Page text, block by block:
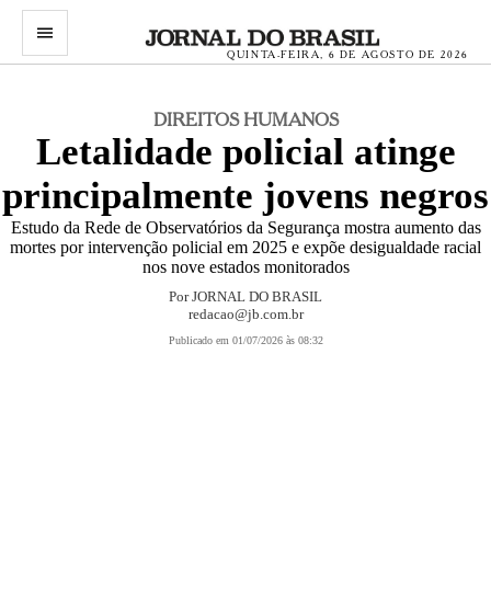
menu
QUINTA-FEIRA, 6 DE AGOSTO DE 2026
DIREITOS HUMANOS
Letalidade policial atinge
principalmente jovens negros
Estudo da Rede de Observatórios da Segurança mostra aumento das
mortes por intervenção policial em 2025 e expõe desigualdade racial
nos nove estados monitorados
PorJORNAL DO BRASIL
redacao@jb.com.br
Publicado em 01/07/2026 às 08:32